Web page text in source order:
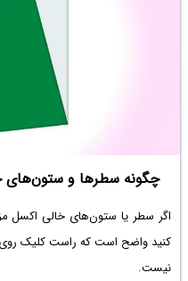
چگونه سطرها و ستون‌های خالی اکسل
اگر سطر یا ستون‌های خالی اکسل
نیست.